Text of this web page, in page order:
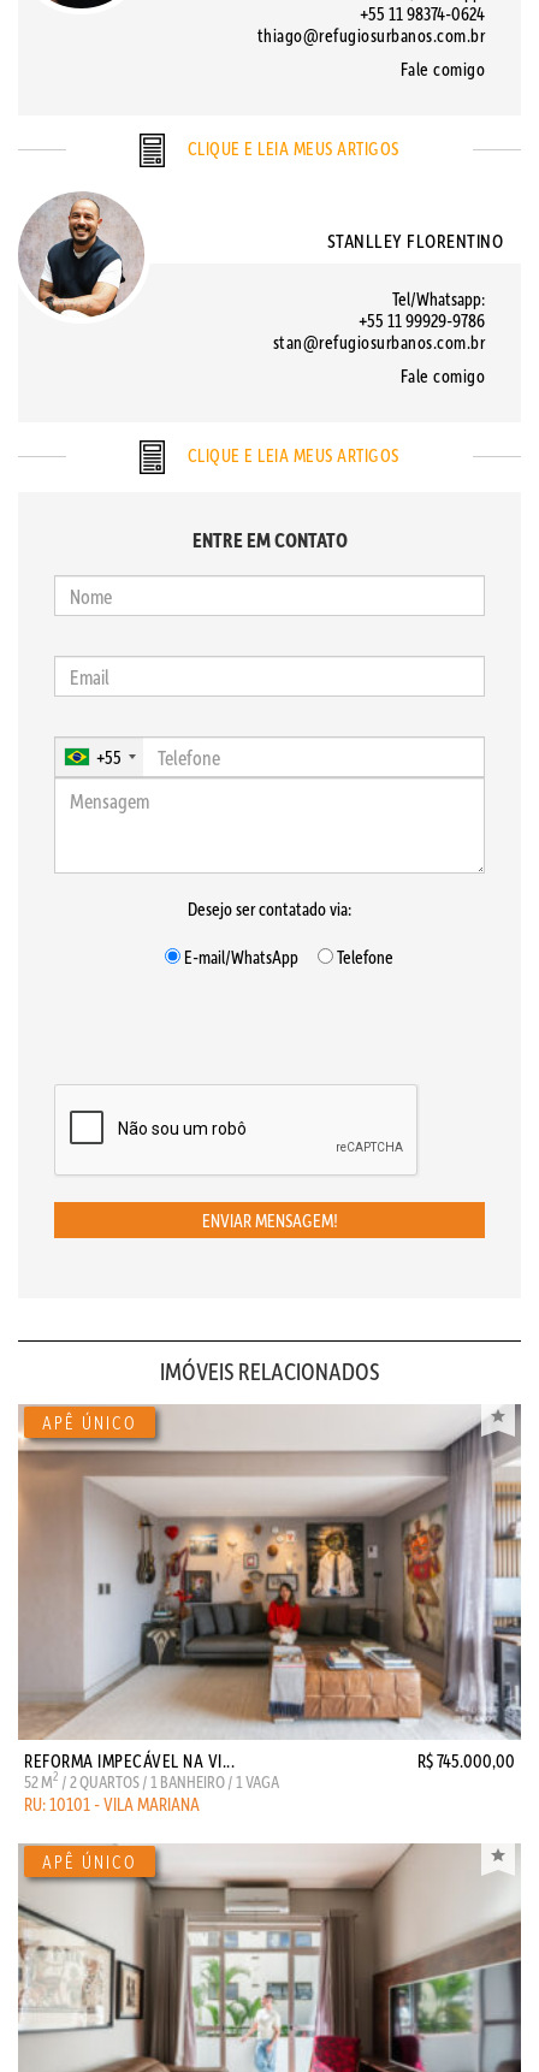
+55 11 98374-0624
thiago@refugiosurbanos.com.br
Fale comigo
CLIQUE E LEIA MEUS ARTIGOS
STANLLEY FLORENTINO
Tel/Whatsapp:
+55 11 99929-9786
stan@refugiosurbanos.com.br
Fale comigo
CLIQUE E LEIA MEUS ARTIGOS
ENTRE EM CONTATO
+55
Desejo ser contatado via:
E-mail/WhatsApp
Telefone
ENVIAR MENSAGEM!
IMÓVEIS RELACIONADOS
REFORMA IMPECÁVEL NA VI... R$ 745.000,00
52 M2 / 2 QUARTOS / 1 BANHEIRO / 1 VAGA
RU: 10101 - VILA MARIANA